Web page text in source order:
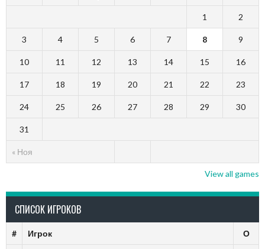
« Ноя
1 2
3 4 5 6 7 8 9
10 11 12 13 14 15 16
17 18 19 20 21 22 23
24 25 26 27 28 29 30
31
View all games
СПИСОК ИГРОКОВ
# Игрок О